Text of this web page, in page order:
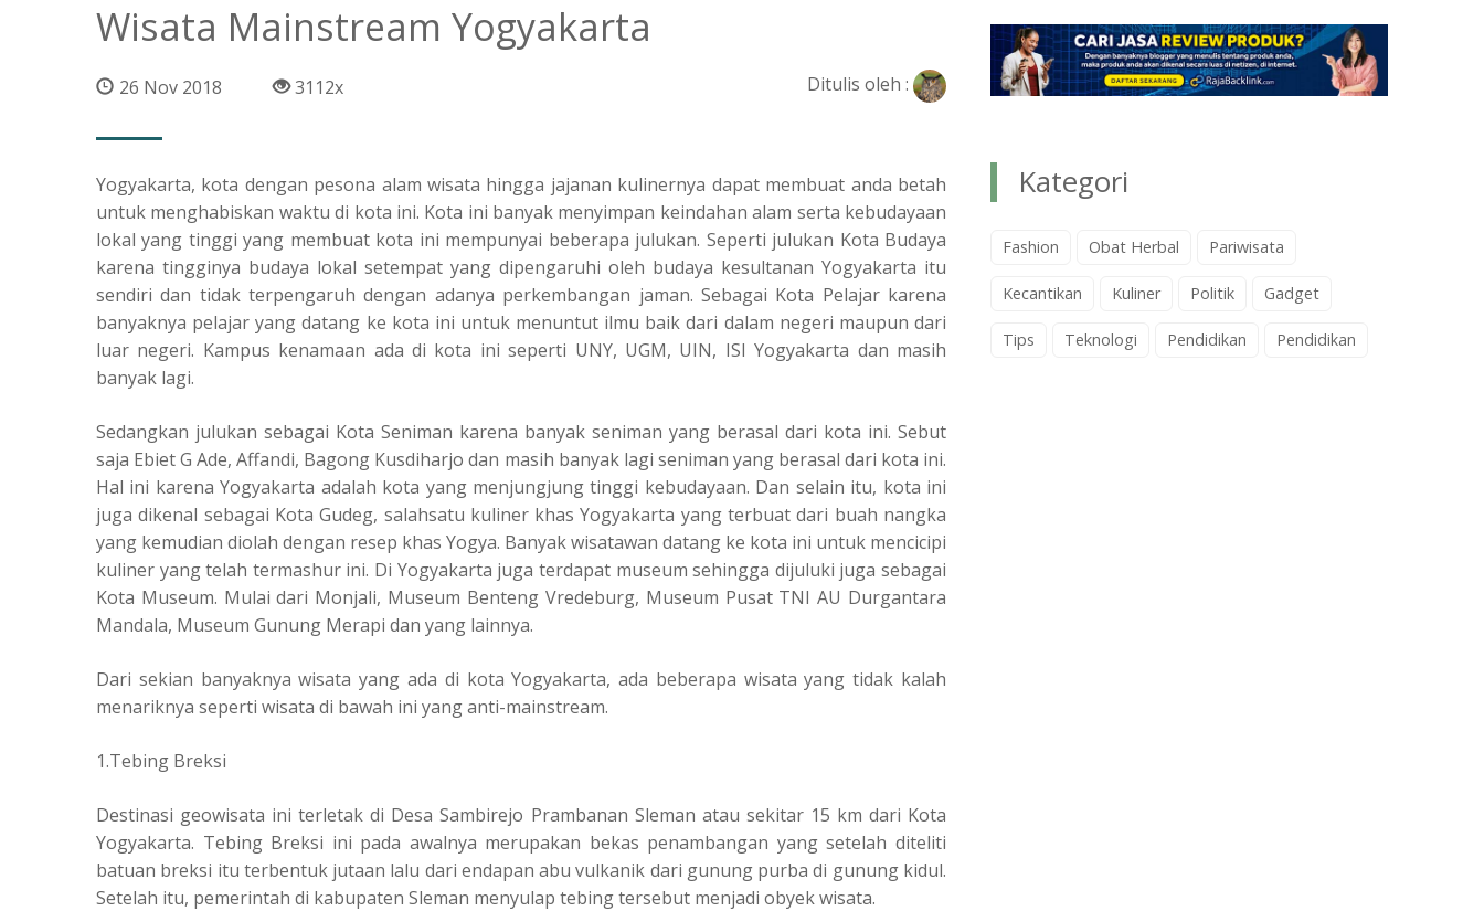
Wisata Mainstream Yogyakarta
26 Nov 2018 3112x Ditulis oleh :
Yogyakarta, kota dengan pesona alam wisata hingga jajanan kulinernya dapat membuat anda betah
untuk menghabiskan waktu di kota ini. Kota ini banyak menyimpan keindahan alam serta kebudayaan
lokal yang tinggi yang membuat kota ini mempunyai beberapa julukan. Seperti julukan Kota Budaya
karena tingginya budaya lokal setempat yang dipengaruhi oleh budaya kesultanan Yogyakarta itu
sendiri dan tidak terpengaruh dengan adanya perkembangan jaman. Sebagai Kota Pelajar karena
banyaknya pelajar yang datang ke kota ini untuk menuntut ilmu baik dari dalam negeri maupun dari
luar negeri. Kampus kenamaan ada di kota ini seperti UNY, UGM, UIN, ISI Yogyakarta dan masih
banyak lagi.
Sedangkan julukan sebagai Kota Seniman karena banyak seniman yang berasal dari kota ini. Sebut
saja Ebiet G Ade, Affandi, Bagong Kusdiharjo dan masih banyak lagi seniman yang berasal dari kota ini.
Hal ini karena Yogyakarta adalah kota yang menjungjung tinggi kebudayaan. Dan selain itu, kota ini
juga dikenal sebagai Kota Gudeg, salahsatu kuliner khas Yogyakarta yang terbuat dari buah nangka
yang kemudian diolah dengan resep khas Yogya. Banyak wisatawan datang ke kota ini untuk mencicipi
kuliner yang telah termashur ini. Di Yogyakarta juga terdapat museum sehingga dijuluki juga sebagai
Kota Museum. Mulai dari Monjali, Museum Benteng Vredeburg, Museum Pusat TNI AU Durgantara
Mandala, Museum Gunung Merapi dan yang lainnya.
Dari sekian banyaknya wisata yang ada di kota Yogyakarta, ada beberapa wisata yang tidak kalah
menariknya seperti wisata di bawah ini yang anti-mainstream.
1.Tebing Breksi
Destinasi geowisata ini terletak di Desa Sambirejo Prambanan Sleman atau sekitar 15 km dari Kota
Yogyakarta. Tebing Breksi ini pada awalnya merupakan bekas penambangan yang setelah diteliti
batuan breksi itu terbentuk jutaan lalu dari endapan abu vulkanik dari gunung purba di gunung kidul.
Setelah itu, pemerintah di kabupaten Sleman menyulap tebing tersebut menjadi obyek wisata.
Kategori
Fashion Obat Herbal Pariwisata
Kecantikan Kuliner Politik Gadget
Tips Teknologi Pendidikan Pendidikan